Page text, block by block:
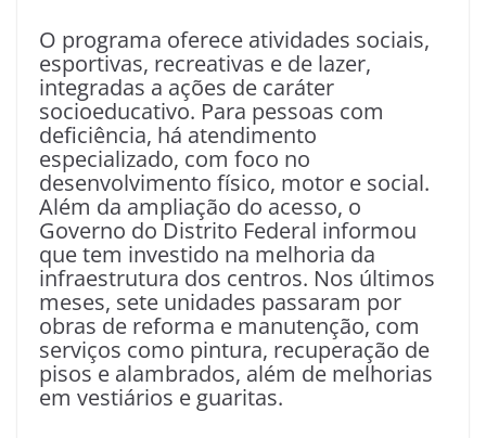
O programa oferece atividades sociais,
esportivas, recreativas e de lazer,
integradas a ações de caráter
socioeducativo. Para pessoas com
deficiência, há atendimento
especializado, com foco no
desenvolvimento físico, motor e social.
Além da ampliação do acesso, o
Governo do Distrito Federal informou
que tem investido na melhoria da
infraestrutura dos centros. Nos últimos
meses, sete unidades passaram por
obras de reforma e manutenção, com
serviços como pintura, recuperação de
pisos e alambrados, além de melhorias
em vestiários e guaritas.